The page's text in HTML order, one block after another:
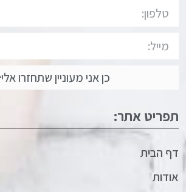
כן אני מעוניין שתחזרו אלי
תפריט אתר:
דף הבית
אודות